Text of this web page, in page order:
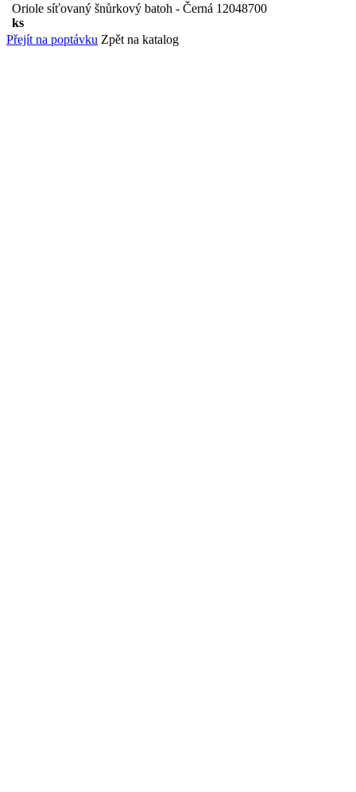
Oriole síťovaný šnůrkový batoh - Černá 12048700
ks
Přejít na poptávku Zpět na katalog